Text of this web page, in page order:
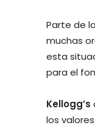
Parte de
muchas
esta
para el
Kellogg’s
los